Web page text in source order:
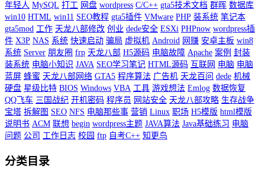
年轻人 MySQL 打工 网盘 wordpress C/C++ gta5技术文档 群晖 数据库
win10 HTML win11 SEO教程 gta5插件 VMware PHP 装系统 笔记本
gta5mod 工作 天龙八部修改 创业 dede安全 ESXi PHPnow wordpress插
件 X3P NAS 系统 快速启动 骗局 虚拟机 Android 网赚 安卓主板 win8
系统 Server 朋友圈 frp 天龙八部 H5源码 电脑故障 Apache 案例 封装
装系统 电脑小知识 JAVA SEO学习笔记 HTML源码 互联网 电脑 电脑
蓝屏 蜂蜜 天龙八部网络 GTA5 程序算法 广告机 天龙百问 dede 机械
硬盘 星级比特 BIOS Windows VBA 工具 游戏想法 Emlog 数据恢复
QQ飞车 三国战纪 开机密码 程序员 网站安全 天龙八部攻略 生存战争
宝塔 拆解图 SEO NFS 电脑那些事 营销 Linux 职场 H5模版 html模版
说明书 ACM 联想 begin wordpress主题 JAVA算法 Java基础练习 电脑
问题 公司 工作日志 校园 ftp 自考C++ 知更鸟
分类目录